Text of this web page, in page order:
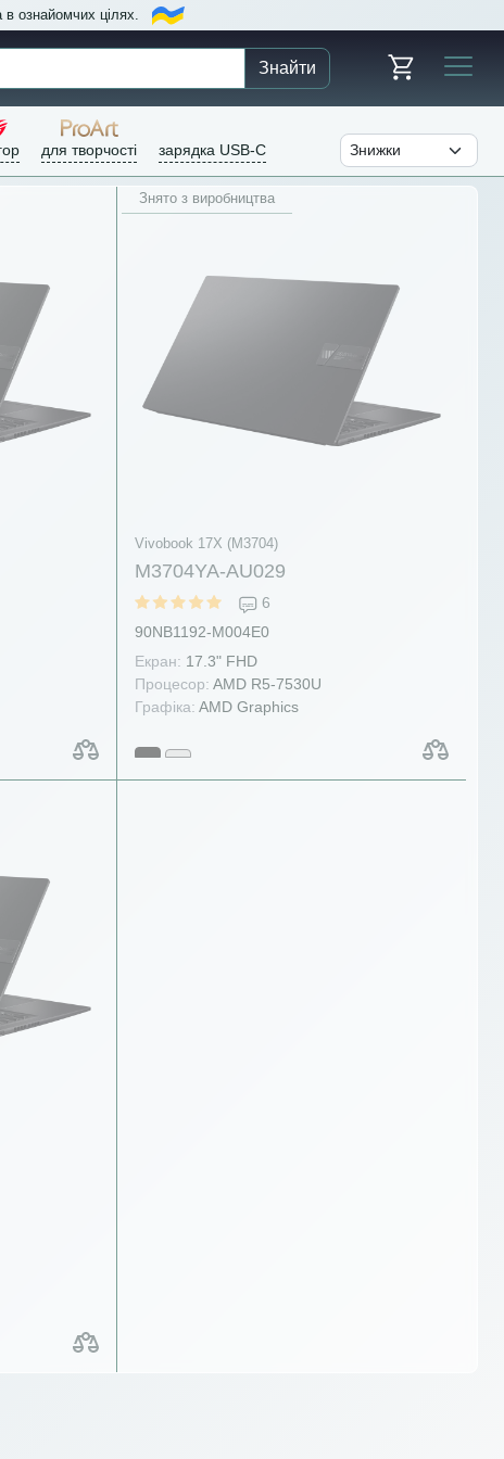
в ознайомчих цілях.
Знайти
для творчості зарядка USB-C
Знято з виробництва
Vivobook 17X (M3704)
M3704YA-AU029
6
90NB1192-M004E0
Екран: 17.3" FHD
Процесор: AMD R5-7530U
Графіка: AMD Graphics